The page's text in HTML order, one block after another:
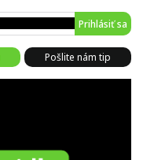
Prihlásiť sa
Pošlite nám tip